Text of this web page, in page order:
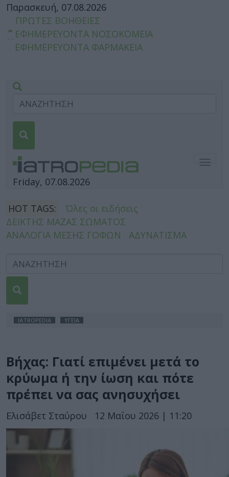
Παρασκευή, 07.08.2026
ΠΡΩΤΕΣ ΒΟΗΘΕΙΕΣ
ΕΦΗΜΕΡΕΥΟΝΤΑ ΝΟΣΟΚΟΜΕΙΑ
ΕΦΗΜΕΡΕΥΟΝΤΑ ΦΑΡΜΑΚΕΙΑ
Friday, 07.08.2026
HOT TAGS:
Όλες οι ειδήσεις
ΔΕΙΚΤΗΣ ΜΑΖΑΣ ΣΩΜΑΤΟΣ
ΑΝΑΛΟΓΙΑ ΜΕΣΗΣ ΓΟΦΩΝ
ΑΔΥΝΑΤΙΣΜΑ
IATROPEDIA ΥΓΕΙΑ
Βήχας: Γιατί επιμένει μετά το
κρύωμα ή την ίωση και πότε
πρέπει να σας ανησυχήσει
Ελισάβετ Σταύρου 12 Μαΐου 2026 | 11:20